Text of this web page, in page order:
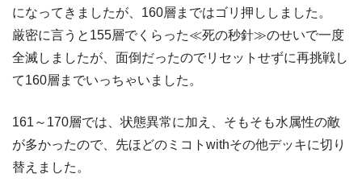
になってきましたが、160層まではゴリ押ししました。
厳密に言うと155層でくらった≪死の秒針≫のせいで一度
全滅しましたが、面倒だったのでリセットせずに再挑戦し
て160層までいっちゃいました。
161～170層では、状態異常に加え、そもそも水属性の敵
が多かったので、先ほどのミコトwithその他デッキに切り
替えました。